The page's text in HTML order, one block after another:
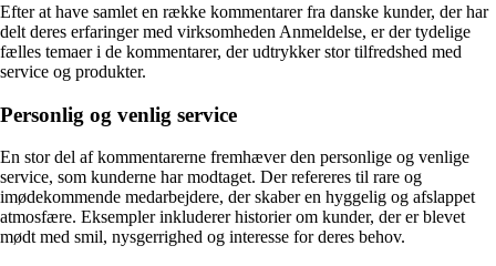
Efter at have samlet en række kommentarer fra danske kunder, der har
delt deres erfaringer med virksomheden Anmeldelse, er der tydelige
fælles temaer i de kommentarer, der udtrykker stor tilfredshed med
service og produkter.
Personlig og venlig service
En stor del af kommentarerne fremhæver den personlige og venlige
service, som kunderne har modtaget. Der refereres til rare og
imødekommende medarbejdere, der skaber en hyggelig og afslappet
atmosfære. Eksempler inkluderer historier om kunder, der er blevet
mødt med smil, nysgerrighed og interesse for deres behov.